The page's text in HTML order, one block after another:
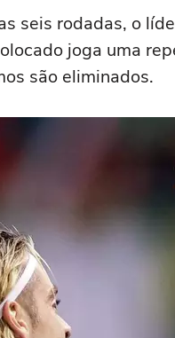
seis rodadas, o
joga uma
são eliminados.